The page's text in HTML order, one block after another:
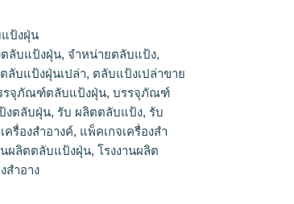
ง,รับผลิตตลับแป้ง,จำหน่ายตลับ
ปลีก,โรงงานผลิตตลับแป้ง
งฝุ่น,จำหน่ายตลับแป้งฝุ่น,ผลิต
ฝุ่น
ป้งฝุ่น
ลับแป้งฝุ่น, จำหน่ายตลับแป้ง,
ตลับแป้งฝุ่นเปล่า, ตลับแป้งเปล่าขาย
รจุภัณฑ์ตลับแป้งฝุ่น,บรรจุภัณฑ์
งตลับฝุ่น, รับ ผลิตตลับแป้ง, รับ
เครื่องสำอางค์, แพ็คเกจเครื่องสำ
นผลิตตลับแป้งฝุ่น,โรงงานผลิต
สำอาง